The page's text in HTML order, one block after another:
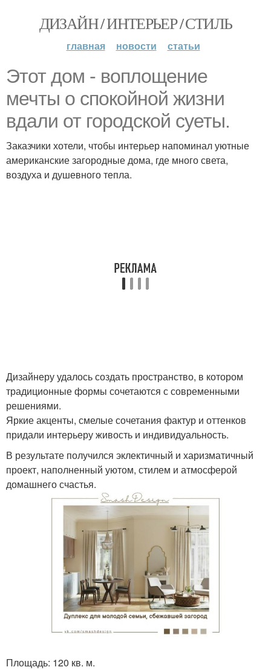
ДИЗАЙН / ИНТЕРЬЕР / СТИЛЬ
главная новости статьи
Этот дом - воплощение
мечты о спокойной жизни
вдали от городской суеты.
Заказчики хотели, чтобы интерьер напоминал уютные
американские загородные дома, где много света,
воздуха и душевного тепла.
Дизайнеру удалось создать пространство, в котором
традиционные формы сочетаются с современными
решениями.
Яркие акценты, смелые сочетания фактур и оттенков
придали интерьеру живость и индивидуальность.
В результате получился эклектичный и харизматичный
проект, наполненный уютом, стилем и атмосферой
домашнего счастья.
Площадь: 120 кв. м.